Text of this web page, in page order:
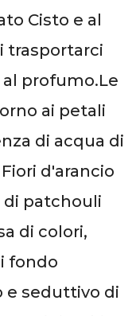
Cisto e al
trasportarci
profumo.Le
ai petali
di acqua di
d'arancio
di patchouli
di colori,
fondo
e seduttivo di